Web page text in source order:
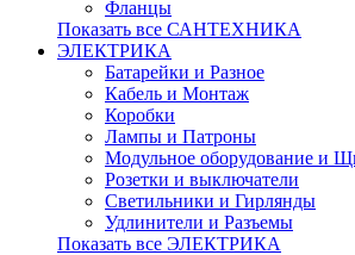
Фланцы
Показать все САНТЕХНИКА
ЭЛЕКТРИКА
Батарейки и Разное
Кабель и Монтаж
Коробки
Лампы и Патроны
Модульное оборудование и
Розетки и выключатели
Светильники и Гирлянды
Удлинители и Разъемы
Показать все ЭЛЕКТРИКА